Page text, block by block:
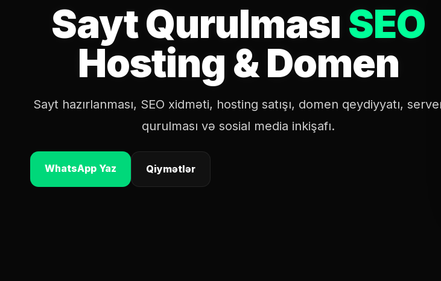
Sayt Qurulması SEO
Hosting & Domen
Sayt hazırlanması, SEO xidməti, hosting satışı, domen qeydiyyatı,
qurulması və sosial media inkişafı.
WhatsApp Yaz Qiymətlər